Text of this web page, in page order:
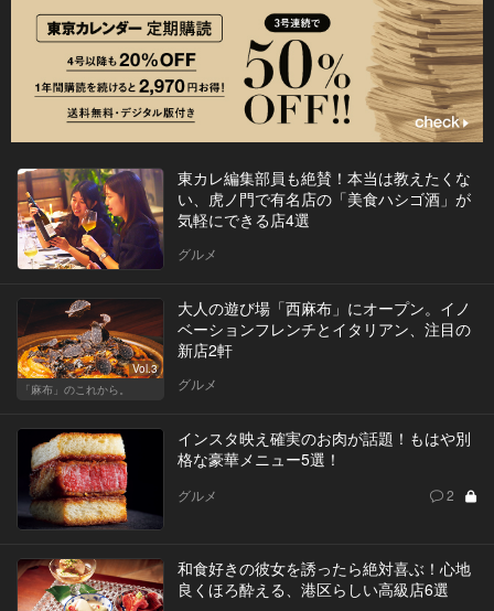
東カレ編集部員も絶賛！本当は教えたくな
い、虎ノ門で有名店の「美食ハシゴ酒」が
気軽にできる店4選
グルメ
Vol.3
「麻布」のこれから。
大人の遊び場「西麻布」にオープン。イノ
ベーションフレンチとイタリアン、注目の
新店2軒
グルメ
インスタ映え確実のお肉が話題！もはや別
格な豪華メニュー5選！
グルメ 2
和食好きの彼女を誘ったら絶対喜ぶ！心地
良くほろ酔える、港区らしい高級店6選